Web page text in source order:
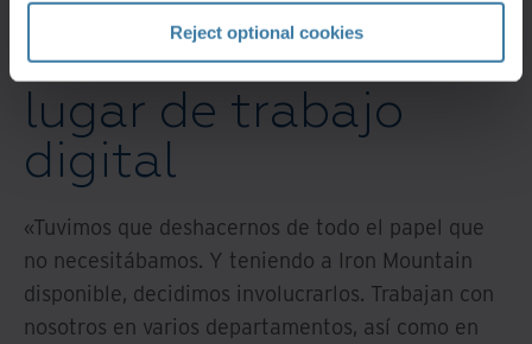
Reject optional cookies
Transición hacia un
lugar de trabajo
digital
«Tuvimos que deshacernos de todo el papel que
no necesitábamos. Y teniendo a Iron Mountain
disponible, decidimos involucrarlos. Trabajan con
nosotros en varios departamentos, así como en